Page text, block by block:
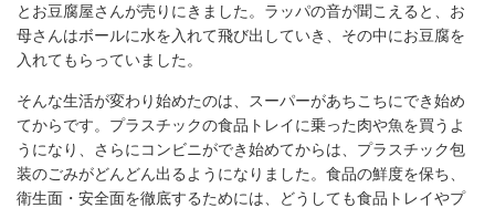
とお豆腐屋さんが売りにきました。ラッパの音が聞こえると、お
母さんはボールに水を入れて飛び出していき、その中にお豆腐を
入れてもらっていました。
そんな生活が変わり始めたのは、スーパーがあちこちにでき始め
てからです。プラスチックの食品トレイに乗った肉や魚を買うよ
うになり、さらにコンビニができ始めてからは、プラスチック包
装のごみがどんどん出るようになりました。食品の鮮度を保ち、
衛生面・安全面を徹底するためには、どうしても食品トレイやプ